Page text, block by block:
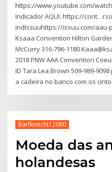
https://www.youtube.com/
Indicador AQUI: https://
indIssuuhttps://issuu.com/aau-
Ksaaa Convention Hilton
McCurry 316-796-1180
2018 PNW AAA Convention
ID Tara Lea Brown 509-989-
a cadeira no banco com os
Barfknecht12080
Moeda das
holandesas